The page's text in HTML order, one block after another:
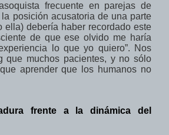
frecuente en parejas de
la posición acusatoria de una parte
ella) debería haber recordado este
de que ese olvido me haría
lo que yo quiero”. Nos
que muchos pacientes, y no sólo
aprender que los humanos no
frente a la dinámica del